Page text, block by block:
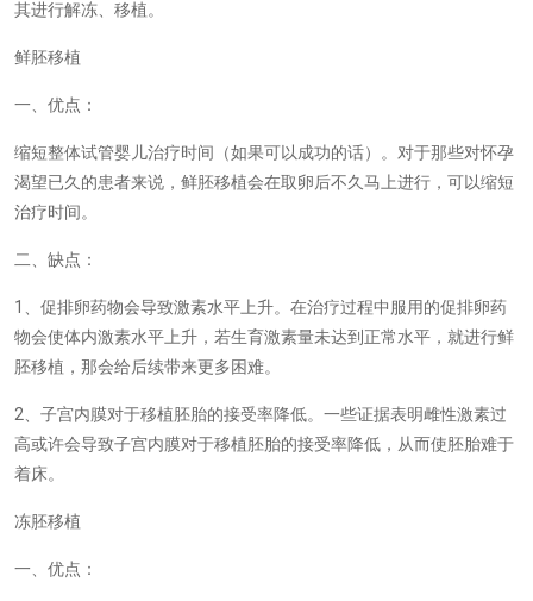
其进行解冻、移植。
鲜胚移植
一、优点：
缩短整体试管婴儿治疗时间（如果可以成功的话）。对于那些对怀孕
渴望已久的患者来说，鲜胚移植会在取卵后不久马上进行，可以缩短
治疗时间。
二、缺点：
1 、促排卵药物会导致激素水平上升。在治疗过程中服用的促排卵药
物会使体内激素水平上升，若生育激素量未达到正常水平，就进行鲜
胚移植，那会给后续带来更多困难。
2、子宫内膜对于移植胚胎的接受率降低。一些证据表明雌性激素过
高或许会导致子宫内膜对于移植胚胎的接受率降低，从而使胚胎难于
着床。
冻胚移植
一、优点：